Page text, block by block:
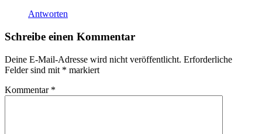
Antworten
Schreibe einen Kommentar
Deine E-Mail-Adresse wird nicht veröffentlicht. Erforderliche
Felder sind mit * markiert
Kommentar *